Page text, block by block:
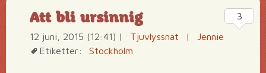
Att bli ursinnig
12 juni, 2015 (12:41) | Tjuvlyssnat |
Jennie
Etiketter:
Stockholm
3